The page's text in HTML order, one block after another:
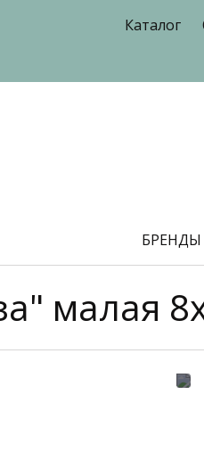
Каталог
БРЕНДЫ
малая